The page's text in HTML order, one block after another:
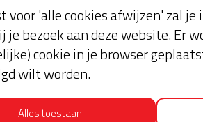
voor 'alle cookies afwijzen' zal
je bezoek aan deze website. Er
cookie in je browser
wilt worden.
Alles toestaan